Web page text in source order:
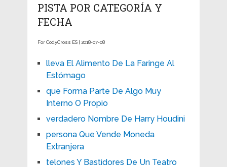
PISTA POR CATEGORÍA Y
FECHA
For CodyCross ES | 2018-07-08
lleva El Alimento De La Faringe Al
Estómago
que Forma Parte De Algo Muy
Interno O Propio
verdadero Nombre De Harry Houdini
persona Que Vende Moneda
Extranjera
telones Y Bastidores De Un Teatro